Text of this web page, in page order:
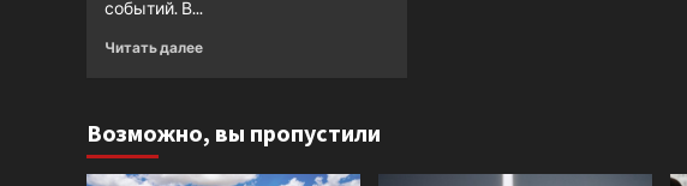
событий. В...
Читать далее
Возможно, вы пропустили